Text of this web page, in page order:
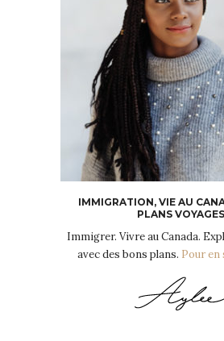
IMMIGRATION, VIE AU
PLANS VOYAGES
Immigrer. Vivre au Canada.
avec des bons plans. Pour en